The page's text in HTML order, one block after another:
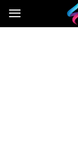
4samples.pl